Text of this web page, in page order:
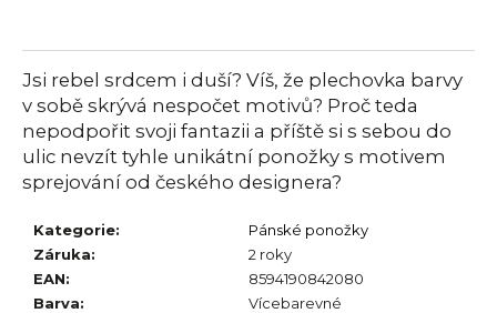
Jsi rebel srdcem i duší? Víš, že plechovka barvy
v sobě skrývá nespočet motivů? Proč teda
nepodpořit svoji fantazii a příště si s sebou do
ulic nevzít tyhle unikátní ponožky s motivem
sprejování od českého designera?
Kategorie:
Pánské ponožky
Záruka:
2 roky
EAN:
8594190842080
Barva:
Vícebarevné